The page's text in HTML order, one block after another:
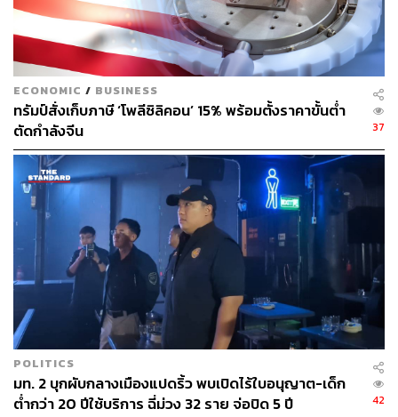
ข่าวที่เกี่ยวข้อง:
สหรัฐฯ-เวเนซุเอลาเขย่าโลก! ไทยกระทบแค่ไหน เตือน
ปี 2569 เสี่ยงเจอ ‘Perfect Storm’
ใครเป็นผู้กุมชะตา ‘น้ำมันเวเนซุเอลา’ ตอนนี้? วิเคราะห์
‘สหรัฐฯ’ ได้ประโยชน์มากแค่ไหน…
วิเคราะห์ ‘ลดราคาน้ำมันและค่าไฟฟ้า’ นโยบายว้าวุ่นที่
เกาไม่เคยถูกที่คัน?
ถอดรหัสค่าไฟแพง! ส่องวงจรกำหนดค่าไฟของประเทศ
ไทย ใครรับบทอะไรบ้าง
อย่างไรก็ตาม นักวิเคราะห์จาก JPMorgan คาดการณ์ว่า
เวเนซุเอลาอาจเพิ่มผลผลิตเป็น 2.5 ล้านบาร์เรลต่อวันในอีก
10 ปีข้างหน้า จากระดับปัจจุบันที่ 0.8 ล้านบาร์เรล ทว่าใน
ระยะสั้น ยังไม่ชัดเจนว่าเวเนซุเอลาจะสามารถส่งออกน้ำมัน
ได้มากแค่ไหน เนื่องจากการเปลี่ยนแปลงทางการเมือง และ
การส่งออกไปยังจีนซึ่งเป็นผู้ซื้อรายใหญ่ จะยังคงดำเนินต่อไป
หรือไม่อย่างไร
ECONOMIC / BUSINESS
ทรัมป์สั่งเก็บภาษี ‘โพลีซิลิคอน’ 15% พร้อมตั้งราคาขั้นต่ำ
ตัดกำลังจีน
37
POLITICS
มท. 2 บุกผับกลางเมืองแปดริ้ว พบเปิดไร้ใบอนุญาต-เด็ก
ต่ำกว่า 20 ปีใช้บริการ ฉี่ม่วง 32 ราย จ่อปิด 5 ปี
42